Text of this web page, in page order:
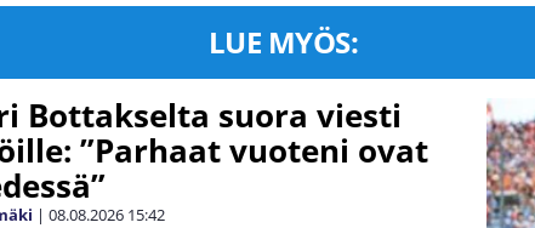
LUE MYÖS:
Bottakselta suora viesti
”Parhaat vuoteni ovat
| 08.08.2026 15:42